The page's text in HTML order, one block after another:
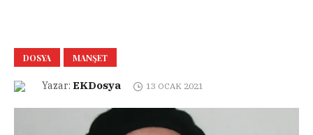
DOSYA MANŞET
Yazar: EKDosya 13 OCAK 2021